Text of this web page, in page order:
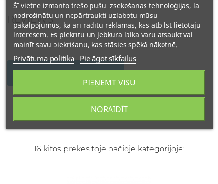
REVIEWS
WRITE YOUR REVIEW
16 kitos prekės toje pačioje kategorijoje:
Šī vietne izmanto trešo pušu izsekošanas tehnoloģijas, lai
nodrošinātu un nepārtraukti uzlabotu mūsu
pakalpojumus, kā arī rādītu reklāmas, kas atbilst lietotāju
interesēm. Es piekrītu un jebkurā laikā varu atsaukt vai
mainīt savu piekrišanu, kas stāsies spēkā nākotnē.
Privātuma politika Pielāgot sīkfailus
NORAIDĪT
PIEŅEMT VISU